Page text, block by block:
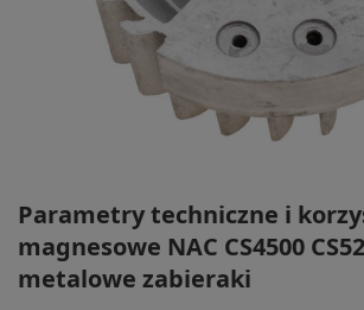
Parametry techniczne i
magnesowe NAC CS4500
metalowe zabieraki